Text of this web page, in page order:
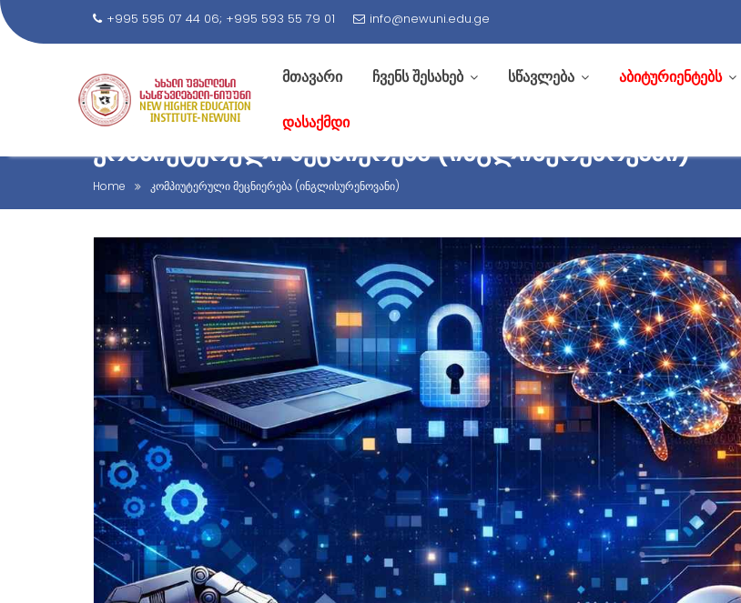
+995 595 07 44 06; +995 593 55 79 01 info@newuni.edu.ge
მთავარი ჩვენს შესახებ სწავლება აბიტურიენტებს
დასაქმდი
ᲙᲝᲛᲞᲘᲣᲢᲔᲠᲣᲚᲘ ᲛᲔᲪᲜᲘᲔᲠᲔᲑᲐ (ᲘᲜᲒᲚᲘᲡᲣᲠᲔᲜᲝᲕᲐᲜᲘ)
Home კომპიუტერული მეცნიერება (ინგლისურენოვანი)